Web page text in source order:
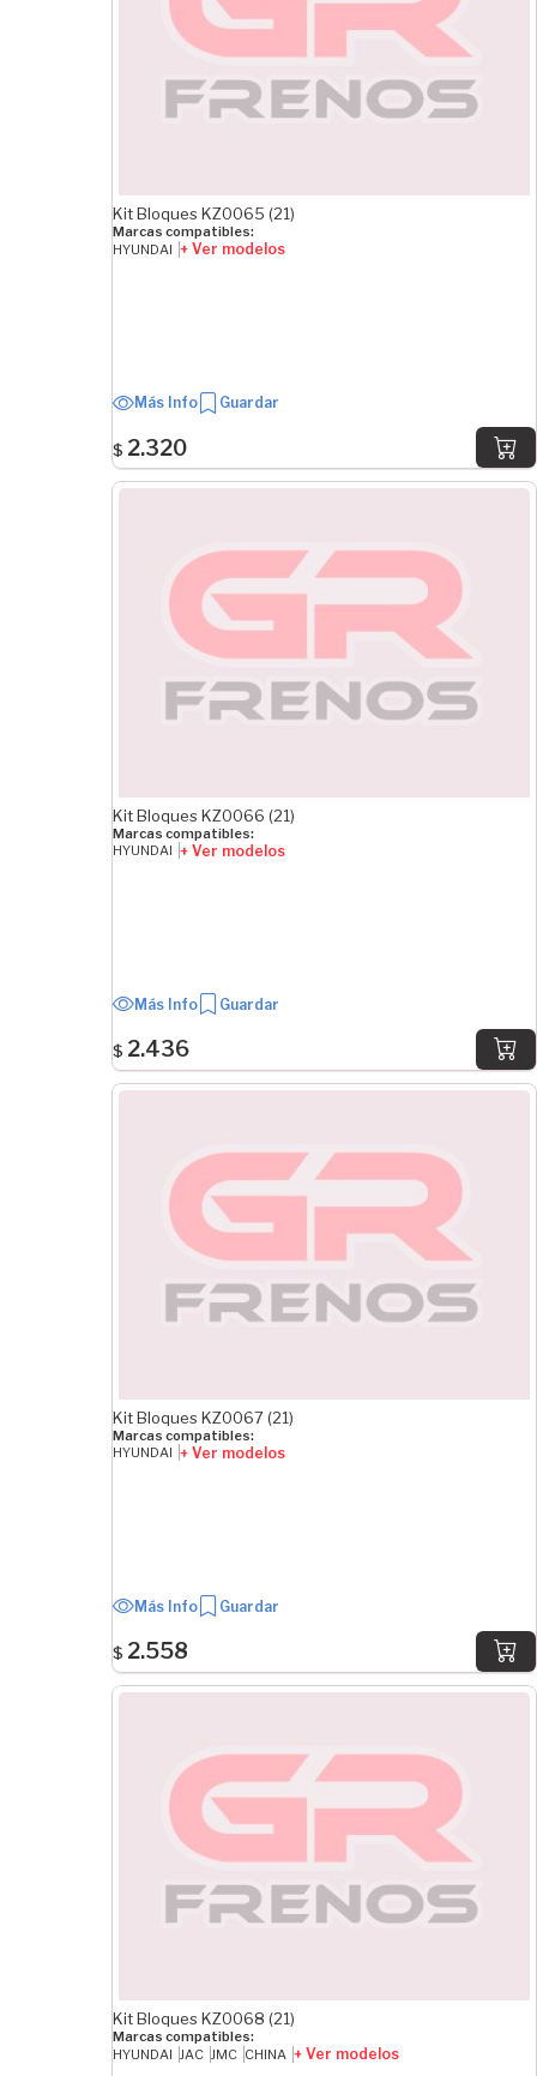
Kit Bloques KZ0065 (21)
Marcas compatibles:
HYUNDAI + Ver modelos
Más Info Guardar
$ 2.320
Kit Bloques KZ0066 (21)
Marcas compatibles:
HYUNDAI + Ver modelos
Más Info Guardar
$ 2.436
Kit Bloques KZ0067 (21)
Marcas compatibles:
HYUNDAI + Ver modelos
Más Info Guardar
$ 2.558
Kit Bloques KZ0068 (21)
Marcas compatibles:
HYUNDAI
JAC JMC CHINA + Ver modelos